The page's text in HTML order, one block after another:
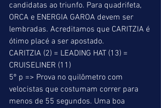
candidatas ao triunfo. Para quadrifeta,
ORCA e ENERGIA GAROA devem ser
lembradas. Acreditamos que CARITZIA é
ótimo placé a ser apostado.
CARITZIA (2) = LEADING HAT (13) =
CRUISELINER (11)
5º p => Prova no quilômetro com
velocistas que costumam correr para
menos de 55 segundos. Uma boa